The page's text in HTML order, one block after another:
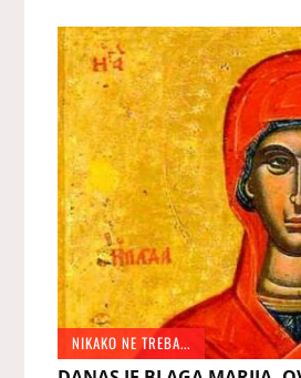
NIKAKO NE TREBA...